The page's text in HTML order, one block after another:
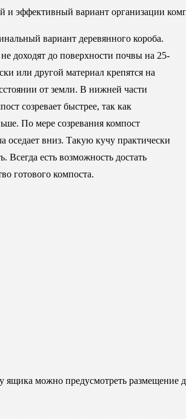
и эффективный вариант организации
вариант деревянного короба.
доходят до поверхности почвы на 25-
или другой материал крепятся на
от земли. В нижней части
созревает быстрее, так как
По мере созревания компост
оседает вниз. Такую кучу практически
Всегда есть возможность достать
готового компоста.
ящика можно предусмотреть размещение